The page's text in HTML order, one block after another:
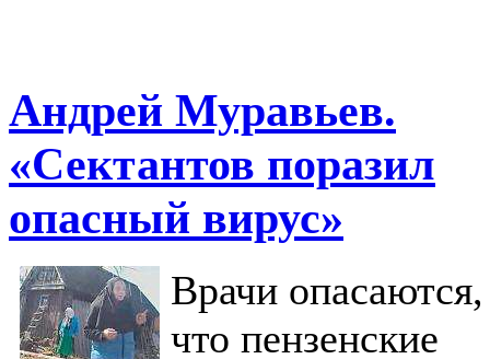
Андрей Муравьев.
«Сектантов поразил
опасный вирус»
Врачи опасаются,
что пензенские